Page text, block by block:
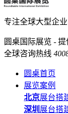
专注全球大型企
圆桌国际展览 -
全球咨询热线
圆桌首页
展览案例
北京展台搭
深圳 展台搭